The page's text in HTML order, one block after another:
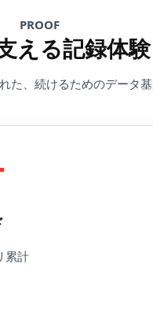
PROOF
える記録体験
た、続けるためのデータ基
累計